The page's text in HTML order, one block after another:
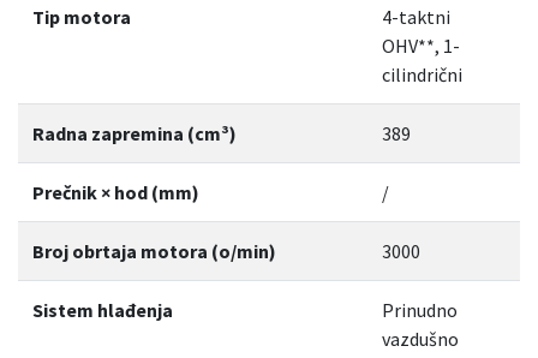
Tip motora
4-taktni
OHV**, 1-
cilindrični
Radna zapremina (cm³) 389
Prečnik × hod (mm) /
Broj obrtaja motora (o/min) 3000
Sistem hlađenja
Prinudno
vazdušno